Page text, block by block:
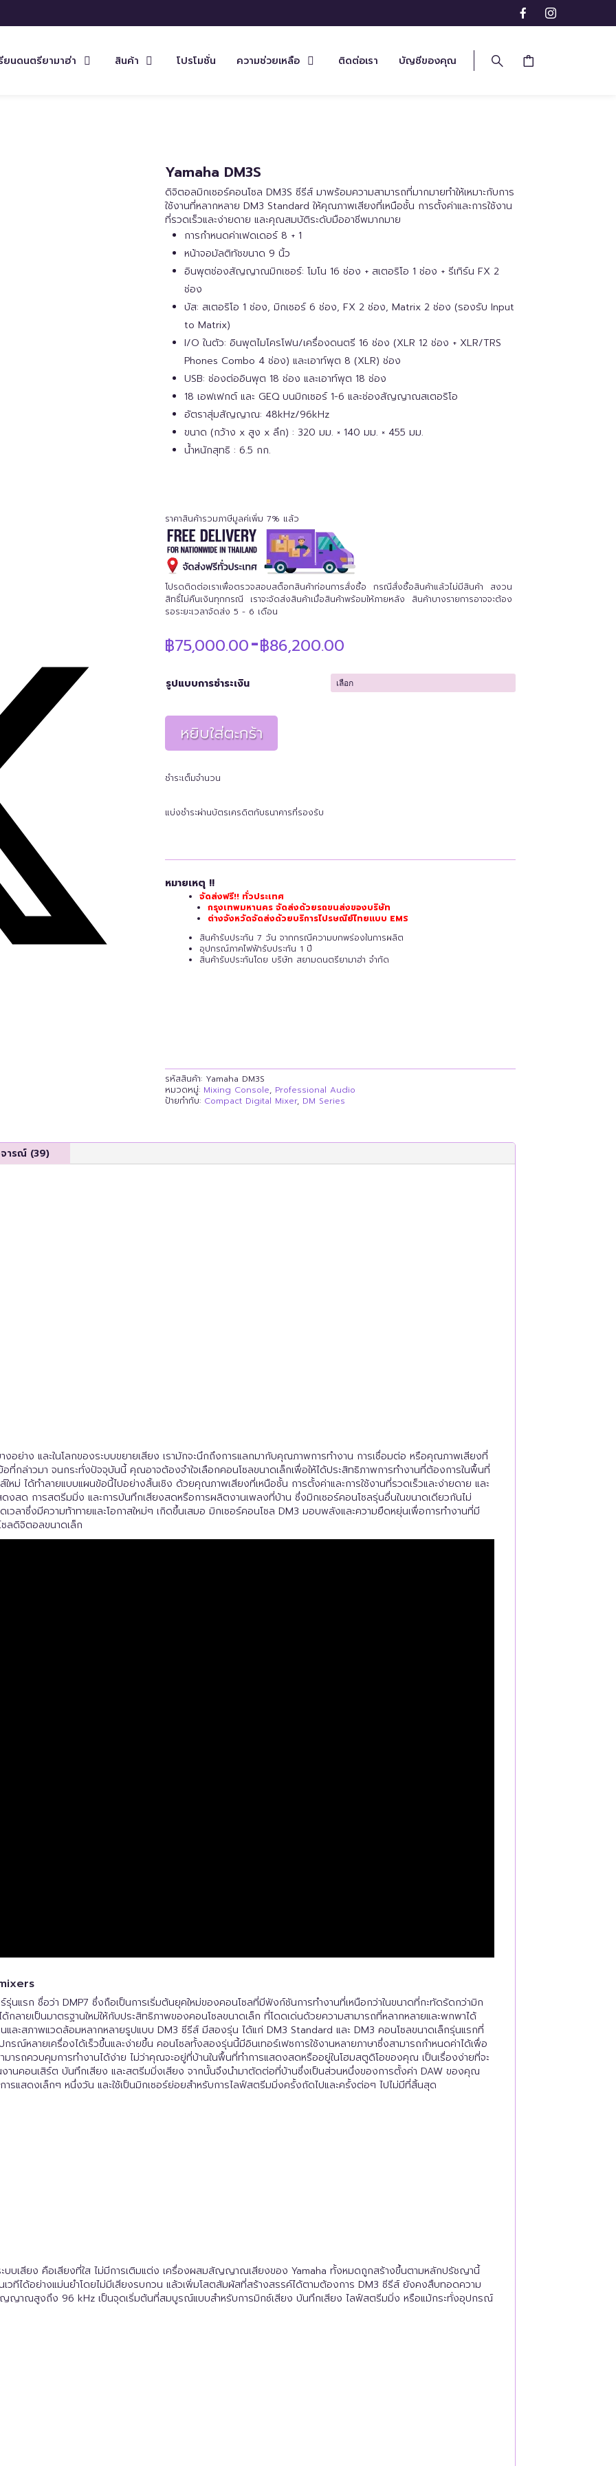
ยนดนตรียามาฮ่า สินค้า โปรโมชั่น ความช่วยเหลือ ติดต่อเรา บัญชีของคุณ
Yamaha DM3S
ดิจิตอลมิกเซอร์คอนโซล DM3S ซีรีส์ มาพร้อมความสามารถที่มากมายทำให้เหมาะกับการ
ใช้งานที่หลากหลาย DM3 Standard ให้คุณภาพเสียงที่เหนือชั้น การตั้งค่าและการใช้งาน
ที่รวดเร็วและง่ายดาย และคุณสมบัติระดับมืออาชีพมากมาย
การกำหนดค่าเฟดเดอร์ 8 + 1
หน้าจอมัลติทัชขนาด 9 นิ้ว
อินพุตช่องสัญญาณมิกเซอร์: โมโน 16 ช่อง + สเตอริโอ 1 ช่อง + รีเทิร์น FX 2
ช่อง
บัส: สเตอริโอ 1 ช่อง, มิกเซอร์ 6 ช่อง, FX 2 ช่อง, Matrix 2 ช่อง (รองรับ Input
to Matrix)
I/O ในตัว: อินพุตไมโครโฟน/เครื่องดนตรี 16 ช่อง (XLR 12 ช่อง + XLR/TRS
Phones Combo 4 ช่อง) และเอาท์พุต 8 (XLR) ช่อง
USB: ช่องต่ออินพุต 18 ช่อง และเอาท์พุต 18 ช่อง
18 เอฟเฟกต์ และ GEQ บนมิกเซอร์ 1-6 และช่องสัญญาณสเตอริโอ
อัตราสุ่มสัญญาณ: 48kHz/96kHz
ขนาด (กว้าง x สูง x ลึก) : 320 มม. × 140 มม. × 455 มม.
น้ำหนักสุทธิ : 6.5 กก.
ราคาสินค้ารวมภาษีมูลค่เพิ่ม 7% แล้ว
โปรดติดต่อเราเพื่อตรวจสอบสต็อกสินค้าก่อนการสั่งซื้อ กรณีสั่งซื้อสินค้าแล้วไม่มีสินค้า สงวน
สิทธิ์ไม่คืนเงินทุกกรณี เราจะจัดส่งสินค้าเมื่อสินค้าพร้อมให้ภายหลัง สินค้าบางรายการอาจจะต้อง
รอระยะเวลาจัดส่ง 5 - 6 เดือน
฿75,000.00–฿86,200.00Price
฿75,000.00
through
฿86,200.00
รูปแบบการชำระเงิน
หยิบใส่ตะกร้า
ชำระเต็มจำนวน
แบ่งชำระผ่านบัตรเครดิตกับธนาคารที่รองรับ
หมายเหตุ !!
จัดส่งฟรี!! ทั่วประเทศ
กรุงเทพมหานคร จัดส่งด้วยรถขนส่งของบริษัท
ต่างจังหวัดจัดส่งด้วยบริการไปรษณีย์ไทยแบบ EMS
สินค้ารับประกัน 7 วัน จากกรณีความบกพร่องในการผลิต
อุปกรณ์ภาคไฟฟ้ารับประกัน 1 ปี
สินค้ารับประกันโดย บริษัท สยามดนตรียามาฮ่า จำกัด
รหัสสินค้า: Yamaha DM3S
หมวดหมู่: Mixing Console, Professional Audio
ป้ายกำกับ: Compact Digital Mixer, DM Series
ารณ์ (39)
งอย่าง และในโลกของระบบขยายเสียง เรามักจะนึกถึงการแลกมากับคุณภาพการทำงาน การเชื่อมต่อ หรือคุณภาพเสียงที่
กล่าวมา จนกระทั่งปัจจุบันนี้ คุณอาจต้องจำใจเลือกคอนโซลขนาดเล็กเพื่อให้ได้ประสิทธิภาพการทำงานที่ต้องการในพื้นที่
ม่ ได้ทำลายแบบแผนข้อนี้ไปอย่างสิ้นเชิง ด้วยคุณภาพเสียงที่เหนือชั้น การตั้งค่าและการใช้งานที่รวดเร็วและง่ายดาย และ
สด การสตรีมมิ่ง และการบันทึกเสียงสดหรือการผลิตงานเพลงที่บ้าน ซึ่งมิกเซอร์คอนโซลรุ่นอื่นในขนาดเดียวกันไม่
วลาซึ่งมีความท้าทายและโอกาสใหม่ๆ เกิดขึ้นเสมอ มิกเซอร์คอนโซล DM3 มอบพลังและความยืดหยุ่นเพื่อการทำงานที่มี
ลดิจิตอลขนาดเล็ก
นแรก ชื่อว่า DMP7 ซึ่งถือเป็นการเริ่มต้นยุคใหม่ของคอนโซลที่มีฟังก์ชันการทำงานที่เหนือกว่าในขนาดที่กะทัดรัดกว่ามิก
ลายเป็นมาตรฐานใหม่ให้กับประสิทธิภาพของคอนโซลขนาดเล็ก ที่โดดเด่นด้วยความสามารถที่หลากหลายและพกพาได้
นและสภาพแวดล้อมหลากหลายรูปแบบ DM3 ซีรีส์ มีสองรุ่น ได้แก่ DM3 Standard และ DM3 คอนโซลขนาดเล็กรุ่นแรกที่
รณ์หลายเครื่องได้เร็วขึ้นและง่ายขึ้น คอนโซลทั้งสองรุ่นนี้มีอินเทอร์เฟซการใช้งานหลายภาษาซึ่งสามารถกำหนดค่าได้เพื่อ
ารถควบคุมการทำงานได้ง่าย ไม่ว่าคุณจะอยู่ที่บ้านในพื้นที่ทำการแสดงสดหรืออยู่ในโฮมสตูดิโอของคุณ เป็นเรื่องง่ายที่จะ
านคอนเสิร์ต บันทึกเสียง และสตรีมมิ่งเสียง จากนั้นจึงนำมาตัดต่อที่บ้านซึ่งเป็นส่วนหนึ่งของการตั้งค่า DAW ของคุณ
รแสดงเล็กๆ หนึ่งวัน และใช้เป็นมิกเซอร์ย่อยสำหรับการไลฟ์สตรีมมิ่งครั้งถัดไปและครั้งต่อๆ ไปไม่มีที่สิ้นสุด
บบเสียง คือเสียงที่ใส ไม่มีการเติมแต่ง เครื่องผสมสัญญาณเสียงของ Yamaha ทั้งหมดถูกสร้างขึ้นตามหลักปรัชญานี้
เวทีได้อย่างแม่นยำโดยไม่มีเสียงรบกวน แล้วเพิ่มโสตสัมผัสที่สร้างสรรค์ได้ตามต้องการ DM3 ซีรีส์ ยังคงสืบทอดความ
ญาณสูงถึง 96 kHz เป็นจุดเริ่มต้นที่สมบูรณ์แบบสำหรับการมิกซ์เสียง บันทึกเสียง ไลฟ์สตรีมมิ่ง หรือแม้กระทั่งอุปกรณ์